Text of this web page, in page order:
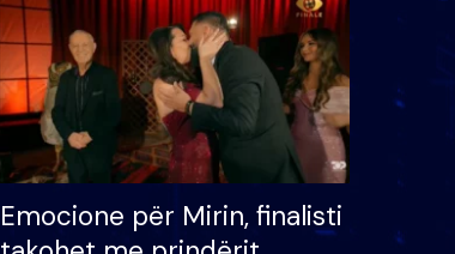
Emocione për Mirin, finalisti